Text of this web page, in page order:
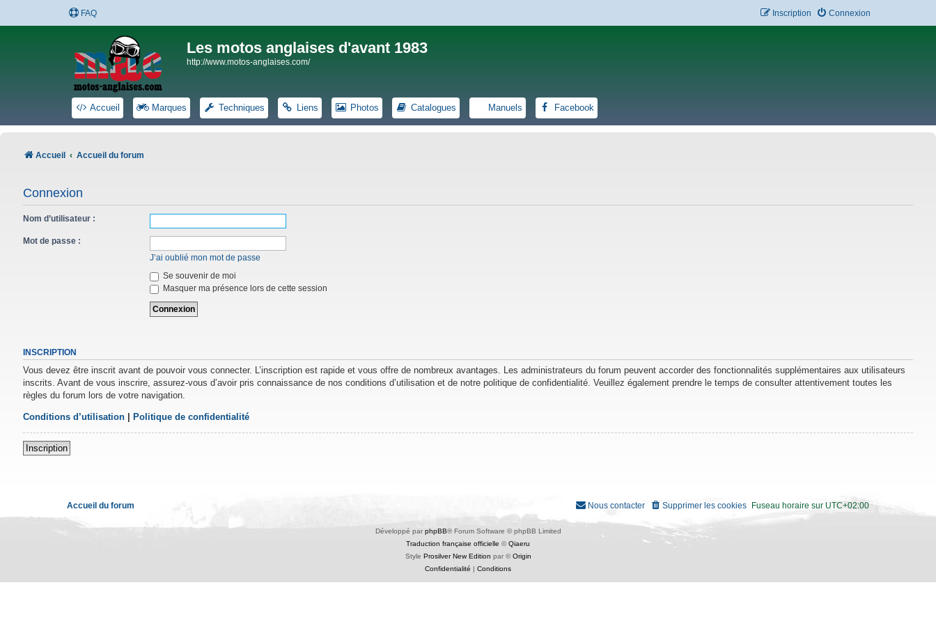
FAQ Connexion
Inscription
Les motos anglaises d'avant 1983
http://www.motos-anglaises.com/
Accueil Marques Techniques Liens Photos Catalogues Manuels Facebook
Accueil Accueil du forum
Connexion
Nom d’utilisateur :
Mot de passe :
J’ai oublié mon mot de passe
Se souvenir de moi
Masquer ma présence lors de cette session
INSCRIPTION
Vous devez être inscrit avant de pouvoir vous connecter. L’inscription est rapide et vous offre de nombreux avantages. Les administrateurs du forum peuvent accorder des fonctionnalités supplémentaires aux utilisateurs
inscrits. Avant de vous inscrire, assurez-vous d’avoir pris connaissance de nos conditions d’utilisation et de notre politique de confidentialité. Veuillez également prendre le temps de consulter attentivement toutes les
règles du forum lors de votre navigation.
Conditions d’utilisation Politique de confidentialité
Inscription
Accueil du forum Fuseau horaire sur UTC+02:00
Supprimer les cookies
Nous contacter
Développé par phpBB® Forum Software © phpBB Limited
Traduction française officielle ©Qiaeru
Style Prosilver New Edition par ©Origin
Confidentialité
Conditions